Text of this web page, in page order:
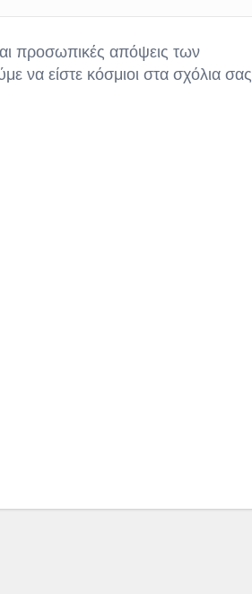
προσωπικές απόψεις των
να είστε κόσμιοι στα σχόλια σας